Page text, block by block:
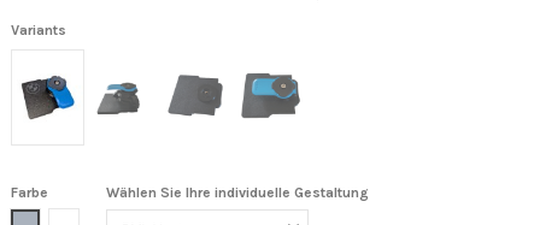
Variants
Farbe
Wählen Sie Ihre individuelle Gestaltung